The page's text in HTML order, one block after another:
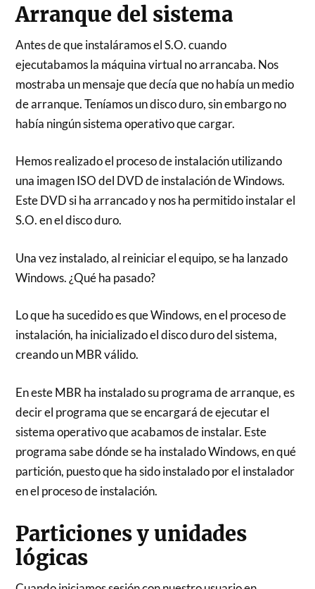
Arranque del sistema
Antes de que instaláramos el S.O. cuando
ejecutabamos la máquina virtual no arrancaba. Nos
mostraba un mensaje que decía que no había un medio
de arranque. Teníamos un disco duro, sin embargo no
había ningún sistema operativo que cargar.
Hemos realizado el proceso de instalación utilizando
una imagen ISO del DVD de instalación de Windows.
Este DVD si ha arrancado y nos ha permitido instalar el
S.O. en el disco duro.
Una vez instalado, al reiniciar el equipo, se ha lanzado
Windows. ¿Qué ha pasado?
Lo que ha sucedido es que Windows, en el proceso de
instalación, ha inicializado el disco duro del sistema,
creando un MBR válido.
En este MBR ha instalado su programa de arranque, es
decir el programa que se encargará de ejecutar el
sistema operativo que acabamos de instalar. Este
programa sabe dónde se ha instalado Windows, en qué
partición, puesto que ha sido instalado por el instalador
en el proceso de instalación.
Particiones y unidades
lógicas